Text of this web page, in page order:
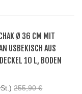
Ø 36 CM MIT
USBEKISCH AUS
10 L, BODEN
255,90 €